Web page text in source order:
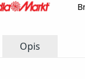
Opis